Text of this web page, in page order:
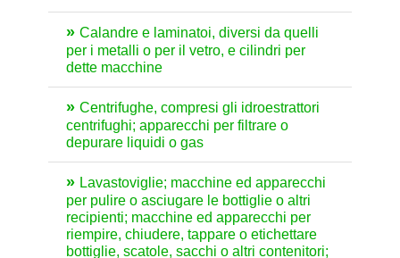
Calandre e laminatoi, diversi da quelli
per i metalli o per il vetro, e cilindri per
dette macchine
Centrifughe, compresi gli idroestrattori
centrifughi; apparecchi per filtrare o
depurare liquidi o gas
Lavastoviglie; macchine ed apparecchi
per pulire o asciugare le bottiglie o altri
recipienti; macchine ed apparecchi per
riempire, chiudere, tappare o etichettare
bottiglie, scatole, sacchi o altri contenitori;